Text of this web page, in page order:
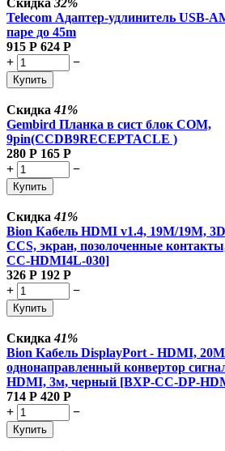
Telecom Адаптер-удлинитель USB-
паре до 45m
915 Р 624 Р
+
−
Купить
Скидка41%
Gembird Планка в сист блок COM,
9pin(CCDB9RECEPTACLE )
280 Р 165 Р
+
−
Купить
Скидка41%
Bion Кабель HDMI v1.4, 19M/19M,
CCS, экран, позолоченные
CC-HDMI4L-030]
326 Р 192 Р
+
−
Купить
Скидка41%
Bion Кабель DisplayPort - HDMI,
однонаправленный конвертор
HDMI, 3м, черный [BXP-CC-DP-
714 Р 420 Р
+
−
Купить